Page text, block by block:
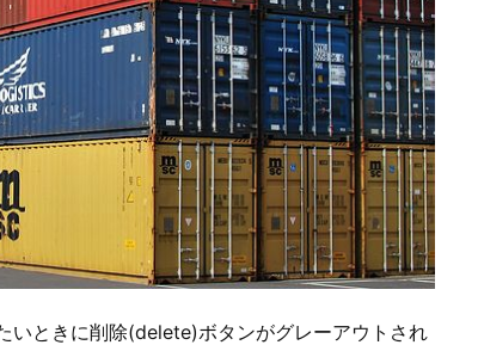
ときに削除(delete)ボタンがグレーアウトされ